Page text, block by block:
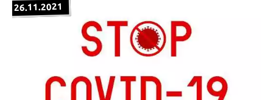
26.11.2021